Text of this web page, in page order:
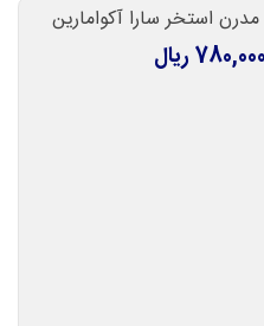
مدرن استخر سارا آکوامارین
ریال